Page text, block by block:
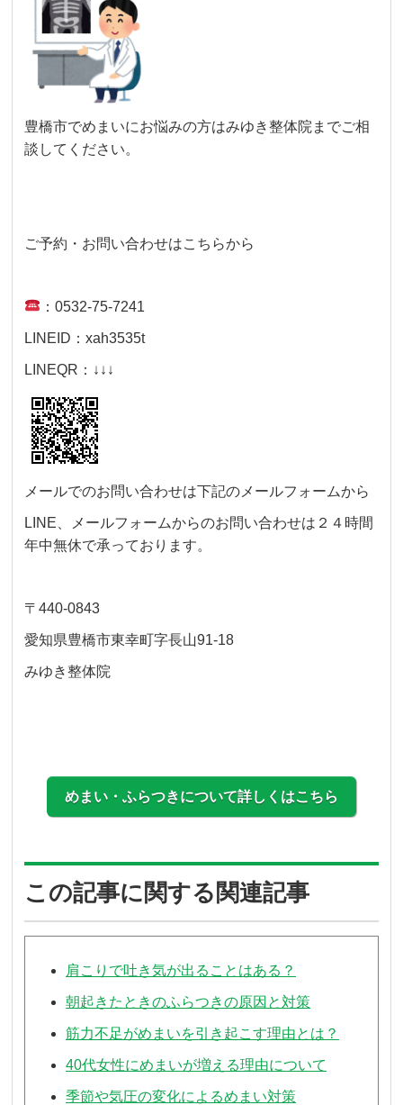
豊橋市でめまいにお悩みの方はみゆき整体院までご相
談してください。
ご予約・お問い合わせはこちらから
：0532-75-7241
LINEID：xah3535t
LINEQR：↓↓↓
メールでのお問い合わせは下記のメールフォームから
LINE、メールフォームからのお問い合わせは２４時間
年中無休で承っております。
〒440-0843
愛知県豊橋市東幸町字長山91-18
みゆき整体院
めまい・ふらつきについて詳しくはこちら
この記事に関する関連記事
肩こりで吐き気が出ることはある？
朝起きたときのふらつきの原因と対策
筋力不足がめまいを引き起こす理由とは？
40代女性にめまいが増える理由について
季節や気圧の変化によるめまい対策